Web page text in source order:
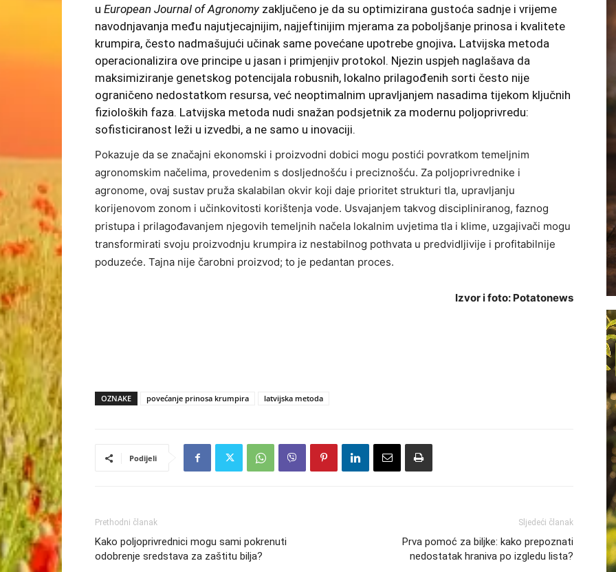
u European Journal of Agronomyzaključeno je da su optimizirana gustoća sadnje i vrijeme
navodnjavanja među najutjecajnijim, najjeftinijim mjerama za poboljšanje prinosa i kvalitete
krumpira, često nadmašujući učinak same povećane upotrebe gnojiva. Latvijska metoda
operacionalizira ove principe u jasan i primjenjiv protokol. Njezin uspjeh naglašava da
maksimiziranje genetskog potencijala robusnih, lokalno prilagođenih sorti često nije
ograničeno nedostatkom resursa, već neoptimalnim upravljanjem nasadima tijekom ključnih
fizioloških faza. Latvijska metoda nudi snažan podsjetnik za modernu poljoprivredu:
sofisticiranost leži u izvedbi, a ne samo u inovaciji.
Pokazuje da se značajni ekonomski i proizvodni dobici mogu postići povratkom temeljnim
agronomskim načelima, provedenim s dosljednošću i preciznošću. Za poljoprivrednike i
agronome, ovaj sustav pruža skalabilan okvir koji daje prioritet strukturi tla, upravljanju
korijenovom zonom i učinkovitosti korištenja vode. Usvajanjem takvog discipliniranog, faznog
pristupa i prilagođavanjem njegovih temeljnih načela lokalnim uvjetima tla i klime, uzgajivači mogu
transformirati svoju proizvodnju krumpira iz nestabilnog pothvata u predvidljivije i profitabilnije
poduzeće. Tajna nije čarobni proizvod; to je pedantan proces.
Izvor i foto: Potatonews
OZNAKE povećanje prinosa krumpira latvijska metoda
Podijeli
Prethodni članak
Kako poljoprivrednici mogu sami pokrenuti
odobrenje sredstava za zaštitu bilja?
Sljedeći članak
Prva pomoć za biljke: kako prepoznati
nedostatak hraniva po izgledu lista?